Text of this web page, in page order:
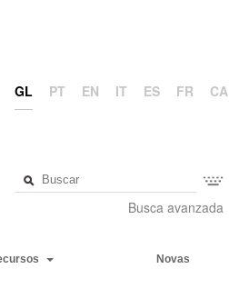
GL PT EN IT ES FR CA
Busca avanzada
Novas